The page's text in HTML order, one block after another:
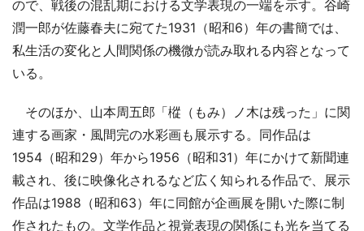
ので、戦後の混乱期における文学表現の一端を示す。谷崎
潤一郎が佐藤春夫に宛てた1931（昭和6）年の書簡では、
私生活の変化と人間関係の機微が読み取れる内容となって
いる。
そのほか、山本周五郎「樅（もみ）ノ木は残った」に関
連する画家・風間完の水彩画も展示する。同作品は
1954（昭和29）年から1956（昭和31）年にかけて新聞連
載され、後に映像化されるなど広く知られる作品で、展示
作品は1988（昭和63）年に同館が企画展を開いた際に制
作されたもの。文学作品と視覚表現の関係にも光を当てる